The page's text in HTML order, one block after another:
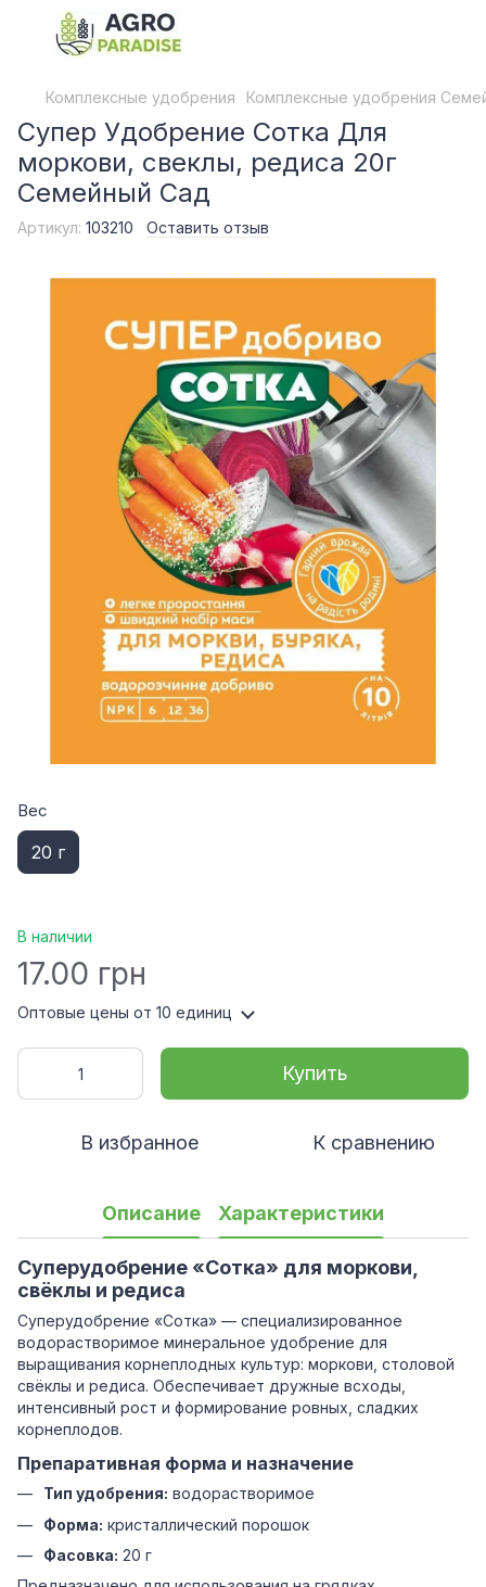
Комплексные удобрения Комплексные удобрения
Супер Удобрение Сотка Для
моркови, свеклы, редиса 20г
Семейный Сад
Артикул: 103210 Оставить отзыв
Вес
20 г
В наличии
17.00 грн
Оптовые цены от 10 единиц
Купить
В избранное К сравнению
Описание Характеристики
Суперудобрение «Сотка» для моркови,
свёклы и редиса
Суперудобрение «Сотка» — специализированное
водорастворимое минеральное удобрение для
выращивания корнеплодных культур: моркови, столовой
свёклы и редиса. Обеспечивает дружные всходы,
интенсивный рост и формирование ровных, сладких
корнеплодов.
Препаративная форма и назначение
Тип удобрения: водорастворимое
Форма: кристаллический порошок
Фасовка: 20 г